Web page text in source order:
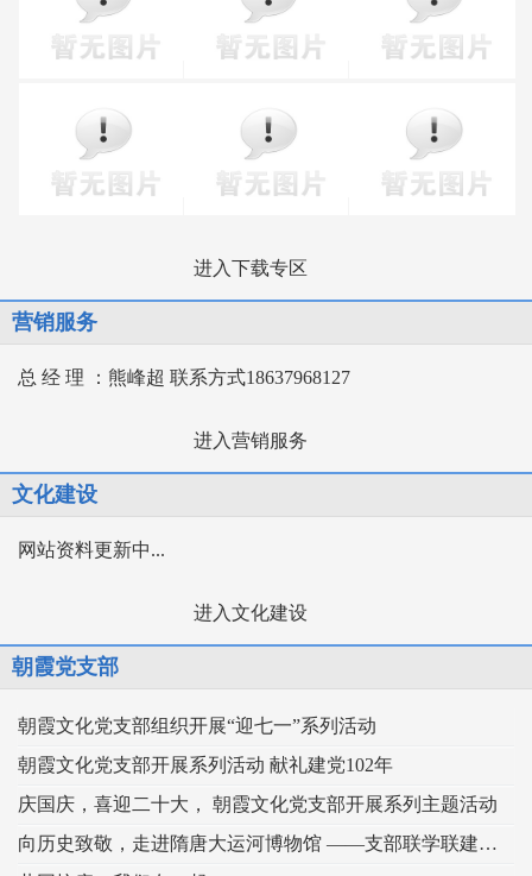
进入下载专区
营销服务
总 经 理 ：熊峰超 联系方式18637968127
进入营销服务
文化建设
网站资料更新中...
进入文化建设
朝霞党支部
朝霞文化党支部组织开展“迎七一”系列活动
朝霞文化党支部开展系列活动 献礼建党102年
庆国庆，喜迎二十大， 朝霞文化党支部开展系列主题活动
向历史致敬，走进隋唐大运河博物馆 ——支部联学联建，扎实推动主题党日活动